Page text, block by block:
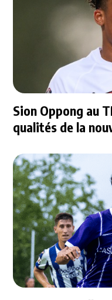
Sion Oppong au
qualités de la